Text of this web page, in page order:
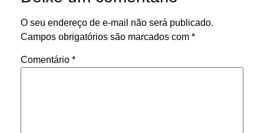
O seu endereço de e-mail não será publicado.
Campos obrigatórios são marcados com *
Comentário *